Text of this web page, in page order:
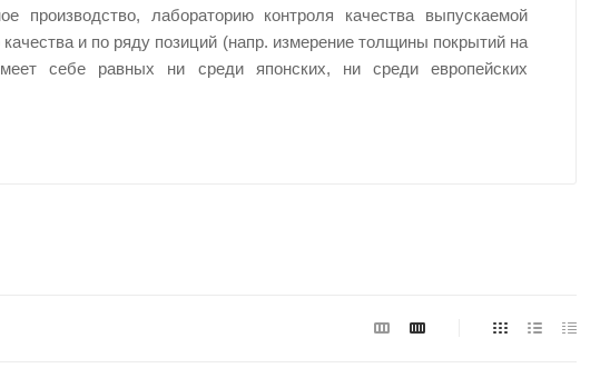
производство, лабораторию контроля качества выпускаемой
и по ряду позиций (напр. измерение толщины покрытий на
себе равных ни среди японских, ни среди европейских